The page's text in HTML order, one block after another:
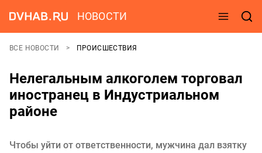
НОВОСТИ
ВСЕ НОВОСТИ ПРОИСШЕСТВИЯ
Нелегальным алкоголем торговал
иностранец в Индустриальном
районе
Чтобы уйти от ответственности, мужчина дал взятку